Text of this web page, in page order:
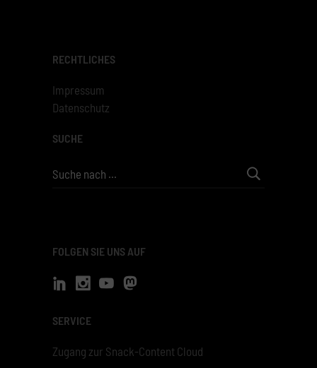
RECHTLICHES
Impressum
Datenschutz
SUCHE
Search
FOLGEN SIE UNS AUF
SERVICE
Zugang zur Snack-Content Cloud